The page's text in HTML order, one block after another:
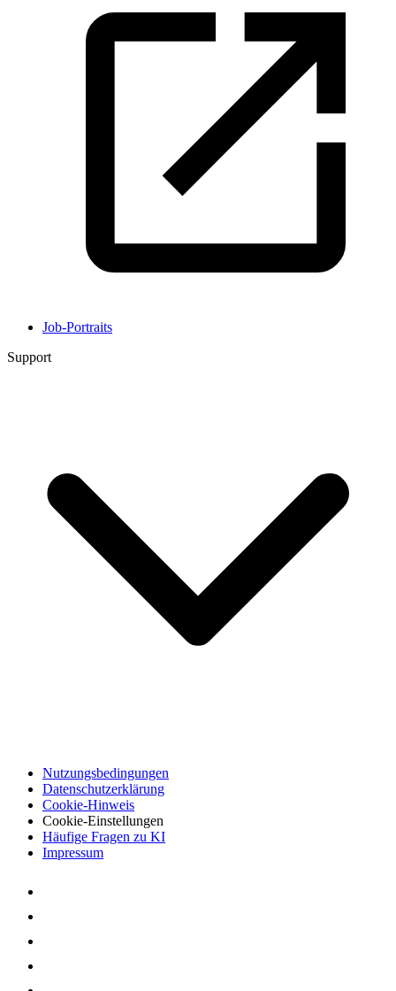
Job-Portraits
Support
Nutzungsbedingungen
Datenschutzerklärung
Cookie-Hinweis
Cookie-Einstellungen
Häufige Fragen zu KI
Impressum